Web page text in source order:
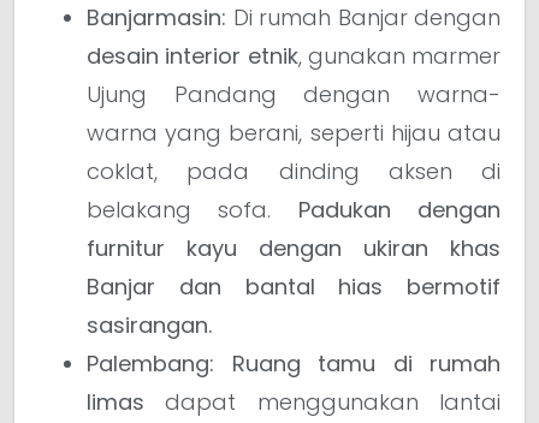
Banjarmasin: Di rumah Banjar dengan
desain interior etnik, gunakan marmer
Ujung Pandang dengan warna-
warna yang berani, seperti hijau atau
coklat, pada dinding aksen di
belakang sofa. Padukan dengan
furnitur kayu dengan ukiran khas
Banjar dan bantal hias bermotif
sasirangan.
Palembang:
Ruang tamu di rumah
limas dapat menggunakan lantai